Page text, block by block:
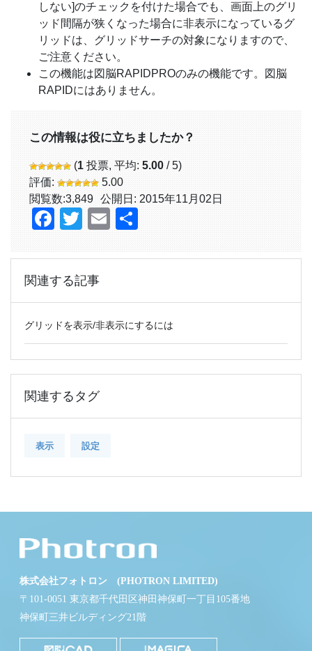
しない]のチェックを付けた場合でも、画面上のグリ
ッド間隔が狭くなった場合に非表示になっているグ
リッドは、グリッドサーチの対象になりますので、
ご注意ください。
この機能は図脳RAPIDPROのみの機能です。図脳
RAPIDにはありません。
この情報は役に立ちましたか？
(1 投票, 平均: 5.00 / 5)
評価:
5.00
閲覧数:3,849 公開日: 2015年11月02日
Facebook
TwitterEmail
関連する記事
グリッドを表示/非表示にするには
関連するタグ
表示 設定
株式会社フォトロン (PHOTRON LIMITED)
〒101-0051 東京都千代田区神田神保町一丁目105番地
神保町三井ビルディング21階